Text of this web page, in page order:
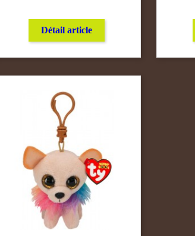
Détail article